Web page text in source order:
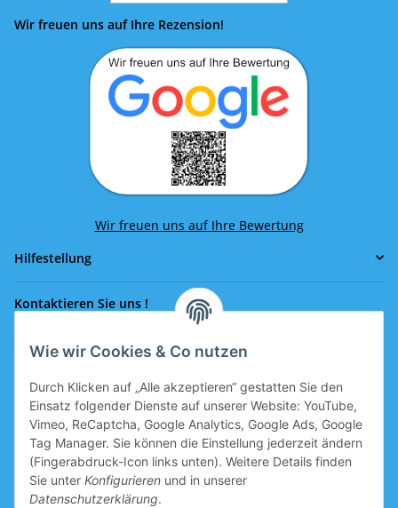
Wie wir Cookies & Co nutzen
Durch Klicken auf „Alle akzeptieren“ gestatten Sie den
Einsatz folgender Dienste auf unserer Website: YouTube,
Vimeo, ReCaptcha, Google Analytics, Google Ads, Google
Tag Manager. Sie können die Einstellung jederzeit ändern
(Fingerabdruck-Icon links unten). Weitere Details finden
Sie unter Konfigurieren und in unserer
Datenschutzerklärung.
Wir freuen uns auf Ihre Rezension!
Wir freuen uns auf Ihre Bewertung
Hilfestellung
Kontaktieren Sie uns !
Rufen Sie uns an!
office@eissport.at
Mitglied der WKO
Informationen